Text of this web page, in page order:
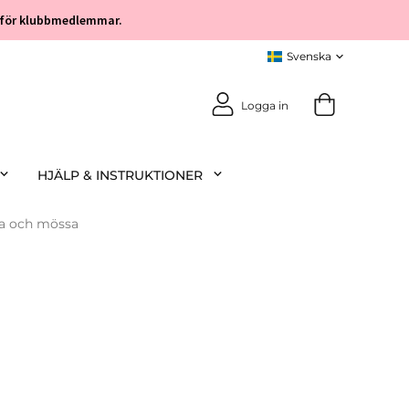
klubbmedlemmar.
Logga in
HJÄLP & INSTRUKTIONER
och mössa